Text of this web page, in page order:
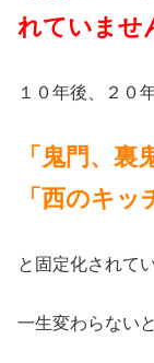
れていませ
１０年後、２０
「鬼門、裏
「西のキッ
と固定化されて
一生変わらない